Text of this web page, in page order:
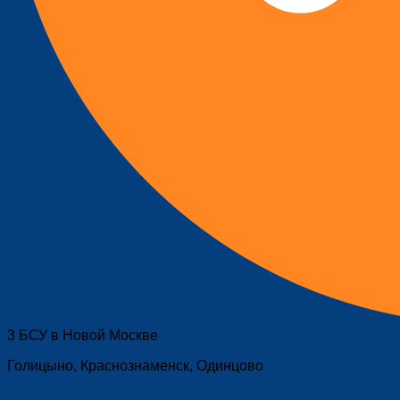
3 БСУ в Новой Москве
Голицыно, Краснознаменск, Одинцово